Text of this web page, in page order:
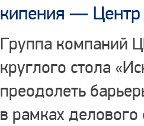
кипения —
Группа компаний
круглого стола
преодолеть
в рамках